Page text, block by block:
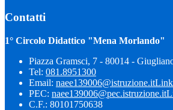
Contatti
1° Circolo Didattico "Mena Morlando"
Piazza Gramsci, 7 - 80014 -
Tel: 081.8951300
Email: naee139006@istruzione.itLink
PEC: naee139006@pec.istruzione.it
C.F.: 80101750638